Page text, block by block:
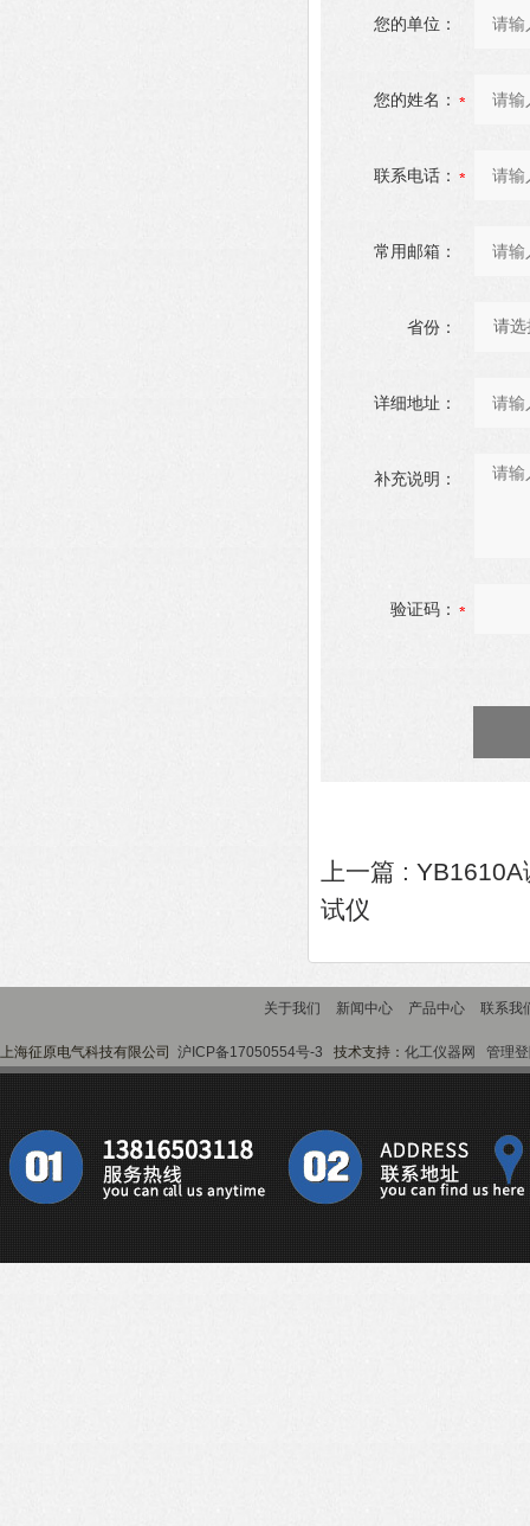
您的单位：
您的姓名：
联系电话：
常用邮箱：
省份：
详细地址：
补充说明：
验证码：
上一篇 : YB1610A
试仪
关于我们 新闻中心 产品中心 联系我
上海征原电气科技有限公司 沪ICP备17050554号-3 技术支持： 化工仪器网 管理